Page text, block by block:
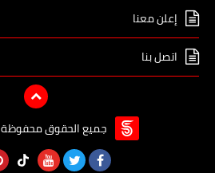
إعلن معنا
اتصل بنا
جميع الحقوق محفوظة